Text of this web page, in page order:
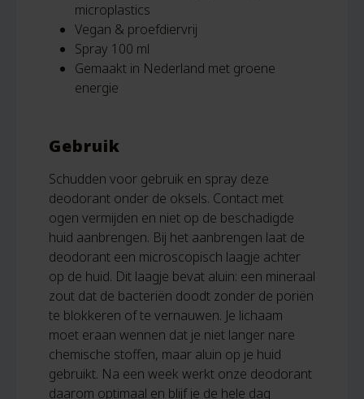
microplastics
Vegan & proefdiervrij
Spray 100 ml
Gemaakt in Nederland met groene
energie
Gebruik
Schudden voor gebruik en spray deze
deodorant onder de oksels. Contact met
ogen vermijden en niet op de beschadigde
huid aanbrengen. Bij het aanbrengen laat de
deodorant een microscopisch laagje achter
op de huid. Dit laagje bevat aluin: een mineraal
zout dat de bacteriën doodt zonder de poriën
te blokkeren of te vernauwen. Je lichaam
moet eraan wennen dat je niet langer nare
chemische stoffen, maar aluin op je huid
gebruikt. Na een week werkt onze deodorant
daarom optimaal en blijf je de hele dag